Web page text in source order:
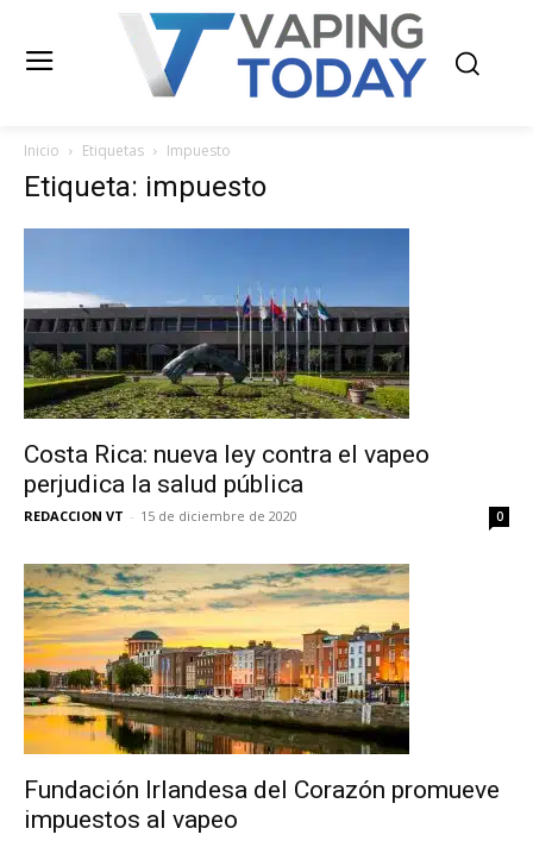
Inicio Etiquetas Impuesto
Etiqueta: impuesto
Costa Rica: nueva ley contra el vapeo
perjudica la salud pública
REDACCION VT - 15 de diciembre de 2020 0
Fundación Irlandesa del Corazón promueve
impuestos al vapeo